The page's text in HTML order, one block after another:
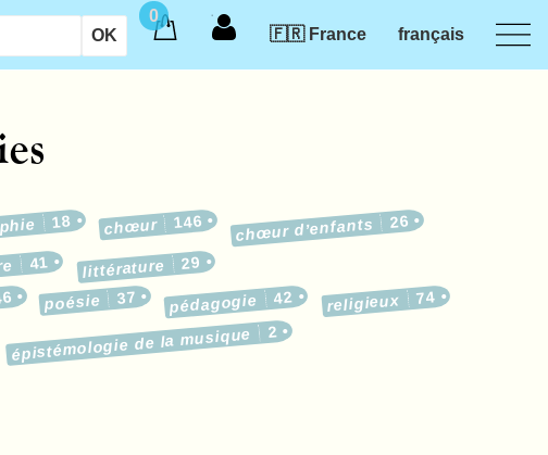
0
🇫🇷 France
français
18 chœur 146 chœur d’enfants 26
41 littérature 29
poésie 37 pédagogie 42 religieux 74
épistémologie de la musique 2